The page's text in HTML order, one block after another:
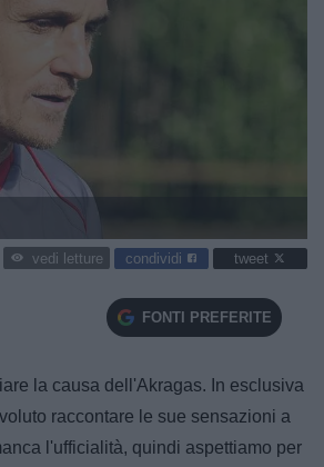
vedi letture condividi tweet
FONTI PREFERITE
la causa dell'Akragas. In esclusiva
raccontare le sue sensazioni a
l'ufficialità, quindi aspettiamo per